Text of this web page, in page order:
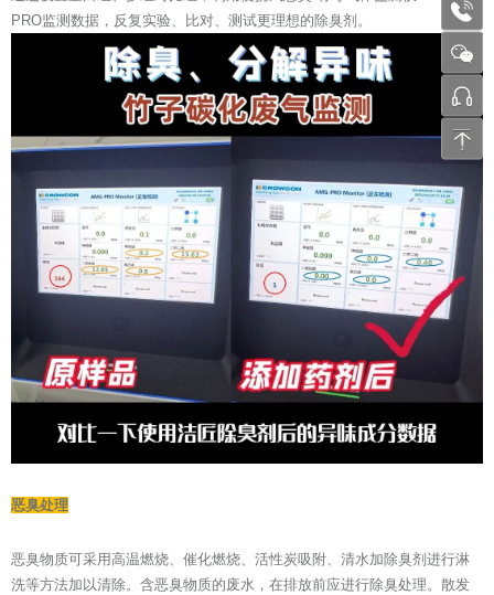
PRO监测数据，反复实验、比对、测试更理想的除臭剂。
恶臭处理
恶臭物质可采用高温燃烧、催化燃烧、活性炭吸附、清水加除臭剂进行淋
洗等方法加以清除。含恶臭物质的废水，在排放前应进行除臭处理。散发
张